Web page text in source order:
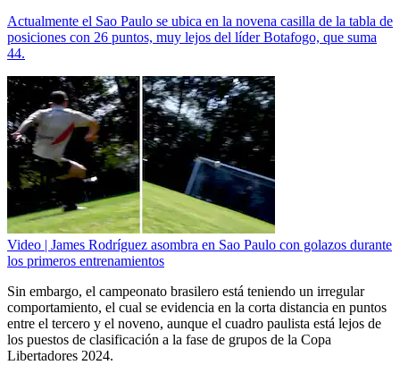
Actualmente el Sao Paulo se ubica en la novena casilla de la tabla de
posiciones con 26 puntos, muy lejos del líder Botafogo, que suma
44.
Video | James Rodríguez asombra en Sao Paulo con golazos durante
los primeros entrenamientos
Sin embargo, el campeonato brasilero está teniendo un irregular
comportamiento, el cual se evidencia en la corta distancia en puntos
entre el tercero y el noveno, aunque el cuadro paulista está lejos de
los puestos de clasificación a la fase de grupos de la Copa
Libertadores 2024.